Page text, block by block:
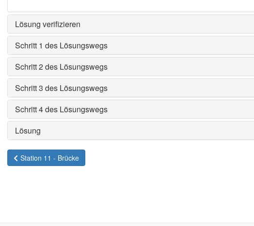
Lösung verifizieren
Schritt 1 des Lösungswegs
Schritt 2 des Lösungswegs
Schritt 3 des Lösungswegs
Schritt 4 des Lösungswegs
Lösung
Station 11 - Brücke